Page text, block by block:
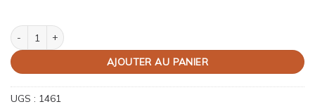
quantité de Palette à "enduire"
AJOUTER AU PANIER
UGS : 1461